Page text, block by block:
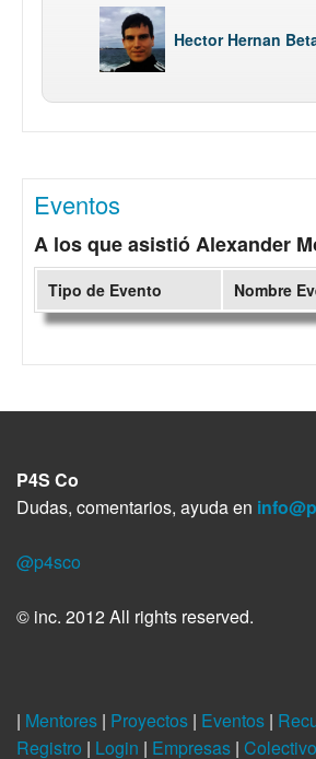
Hector Hernan
Eventos
A los que asistió Alexander
Tipo de Evento Nombre
P4S Co
Dudas, comentarios, ayuda en
@p4sco
© inc. 2012 All rights reserved.
| Mentores | Proyectos | Eventos |
Registro | Login | Empresas | Colectivo